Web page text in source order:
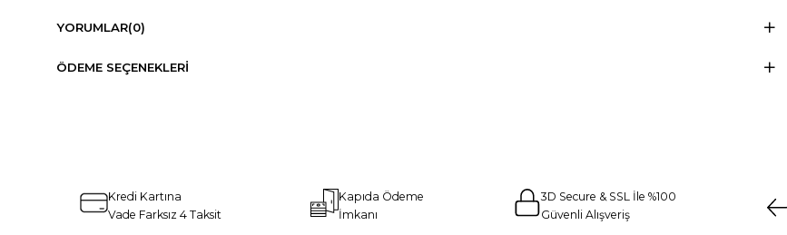
YORUMLAR(0)
ÖDEME SEÇENEKLERI
Kredi Kartına
Vade Farksız 4 Taksit
Kapıda Ödeme
İmkanı
3D Secure & SSL İle %100
Güvenli Alışveriş